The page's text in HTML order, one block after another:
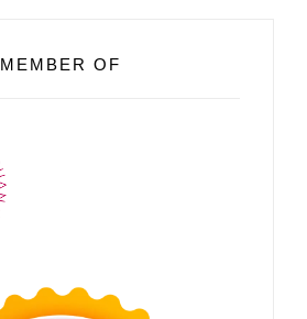
MEMBER OF